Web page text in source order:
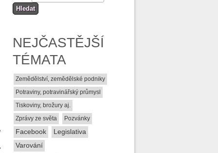
NEJČASTĚJŠÍ
TÉMATA
Zemědělství, zemědělské podniky
Potraviny, potravinářský průmysl
Tiskoviny, brožury aj.
Zprávy ze světa
Pozvánky
Facebook
Legislativa
Varování